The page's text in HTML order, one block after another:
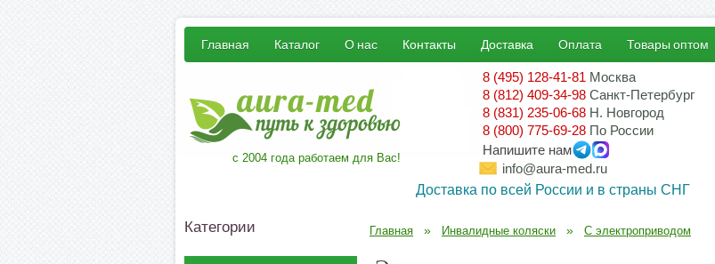
Главная Каталог О нас Контакты Доставка Оплата Товары оптом
с 2004 года работаем для Вас!
8 (495) 128-41-81 Москва
8 (812) 409-34-98 Санкт-Петербург
8 (831) 235-06-68 Н. Новгород
8 (800) 775-69-28 По России
Напишите нам
info@aura-med.ru
Доставка по всей России и в страны СНГ
Категории Главная » Инвалидные коляски » С электроприводом